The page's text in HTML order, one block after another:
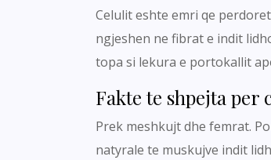
Celulit eshte emri qe
ngjeshen ne fibrat e indit
topa si lekura e portokallit
Fakte te shpejta per
Prek meshkujt dhe femrat.
natyrale te muskujve indit